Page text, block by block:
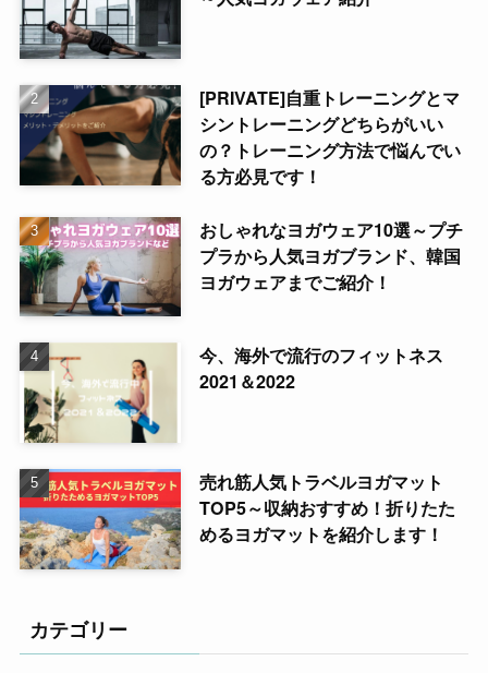
[PRIVATE]自重トレーニングとマ
シントレーニングどちらがいい
の？トレーニング方法で悩んでい
る方必見です！
おしゃれなヨガウェア10選～プチ
プラから人気ヨガブランド、韓国
ヨガウェアまでご紹介！
今、海外で流行のフィットネス
2021＆2022
売れ筋人気トラベルヨガマット
TOP5～収納おすすめ！折りたた
めるヨガマットを紹介します！
カテゴリー